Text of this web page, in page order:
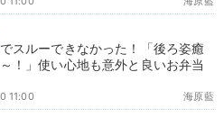
スルーできなかった！「後ろ姿癒
！」使い心地も意外と良いお弁当
海原藍
11:00